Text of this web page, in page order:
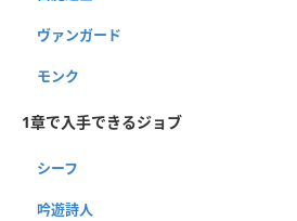
ヴァンガード
モンク
1章で入手できるジョブ
シーフ
吟遊詩人